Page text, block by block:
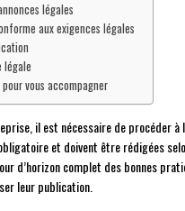
légales
aux exigences légales
légale
vous accompagner
il est nécessaire de procéder
et doivent être rédigées
d’horizon complet des bonnes
leur publication.